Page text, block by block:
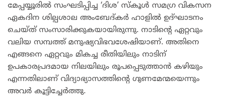
മേപ്പയ്യൂരിൽ സംഘടിപ്പിച്ച ‘ദിശ’ സ്കൂൾ സമഗ്ര വികസന
ഏകദിന ശില്പശാല അംബേദ്കർ ഹാളിൽ ഉദ്ഘാടനം
ചെയ്ത് സംസാരിക്കുകയായിരുന്നു. നാടിന്റെ ഏറ്റവും
വലിയ സമ്പത്ത് മനുഷ്യവിഭവശേഷിയാണ്. അതിനെ
എങ്ങനെ ഏറ്റവും മികച്ച രീതിയിലും നാടിന്
ഉപകാരപ്രദമായ നിലയിലും രൂപപ്പെടുത്താൻ കഴിയും
എന്നതിലാണ് വിദ്യാഭ്യാസത്തിന്റെ ഗുണമേന്മയെന്നും
അവർ കൂട്ടിച്ചേർത്തു.